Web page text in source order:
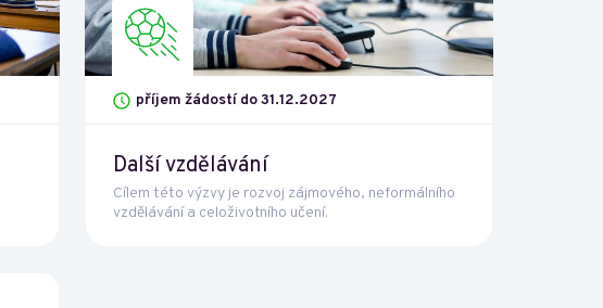
příjem žádostí do 31.12.2027
Další vzdělávání
Cílem této výzvy je rozvoj zájmového, neformálního
vzdělávání a celoživotního učení.